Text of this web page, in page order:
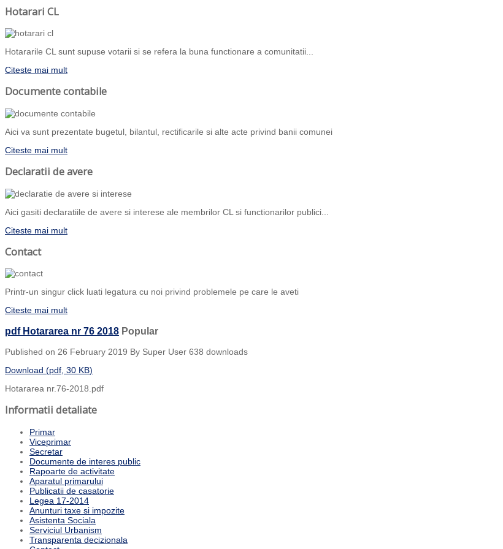
Hotarari CL
Hotararile CL sunt supuse votarii si se refera la buna functionare a comunitatii...
Citeste mai mult
Documente contabile
Aici va sunt prezentate bugetul, bilantul, rectificarile si alte acte privind banii comunei
Citeste mai mult
Declaratii de avere
Aici gasiti declaratiile de avere si interese ale membrilor CL si functionarilor publici...
Citeste mai mult
Contact
Printr-un singur click luati legatura cu noi privind problemele pe care le aveti
Citeste mai mult
pdf Hotararea nr 76 2018 Popular
Published on 26 February 2019 By Super User 638 downloads
Download (pdf, 30 KB)
Hotararea nr.76-2018.pdf
Informatii detaliate
Primar
Viceprimar
Secretar
Documente de interes public
Rapoarte de activitate
Aparatul primarului
Publicatii de casatorie
Legea 17-2014
Anunturi taxe si impozite
Asistenta Sociala
Serviciul Urbanism
Transparenta decizionala